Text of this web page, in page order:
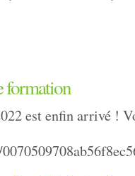
formation
est enfin arrivé !